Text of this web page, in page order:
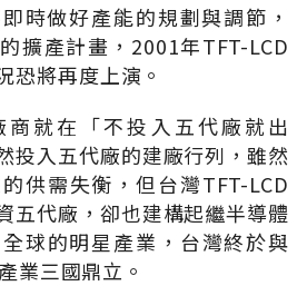
時做好產能的規劃與調節，
擴產計畫，2001年TFT-LCD
恐將再度上演。
商就在「不投入五代廠就出
投入五代廠的建廠行列，雖然
供需失衡，但台灣TFT-LCD
五代廠，卻也建構起繼半導體
球的明星產業，台灣終於與
業三國鼎立。